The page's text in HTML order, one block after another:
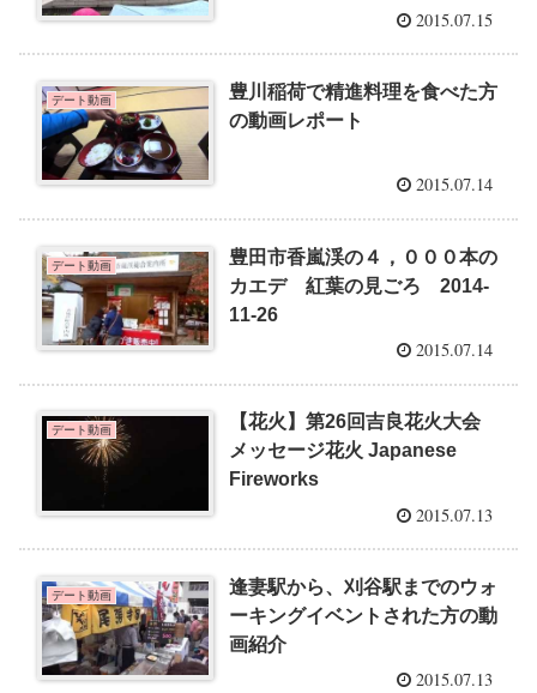
2015.07.15
デート動画
豊川稲荷で精進料理を食べた方
の動画レポート
2015.07.14
デート動画
豊田市香嵐渓の４，０００本の
カエデ 紅葉の見ごろ 2014-
11-26
2015.07.14
デート動画
【花火】第26回吉良花火大会
メッセージ花火 Japanese
Fireworks
2015.07.13
デート動画
逢妻駅から、刈谷駅までのウォ
ーキングイベントされた方の動
画紹介
2015.07.13